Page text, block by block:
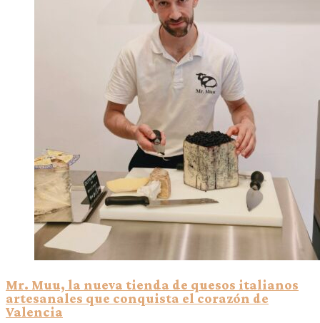
Mr. Muu, la nueva tienda de quesos italianos
artesanales que conquista el corazón de
Valencia